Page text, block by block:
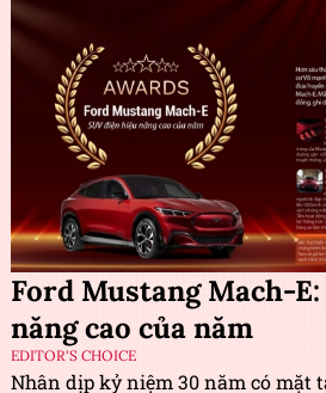
Ford Mustang Mach-
năng cao của năm
EDITOR'S CHOICE
Nhân dịp kỷ niệm 30 năm có mặt